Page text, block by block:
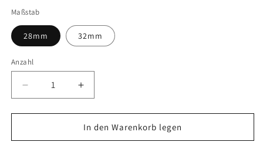
Maßstab
28mm 32mm
Anzahl
Anzahl
Verringere
die
Menge
Faldorn
Erhöhe
die
Menge
für
Faldorn
In den Warenkorb legen